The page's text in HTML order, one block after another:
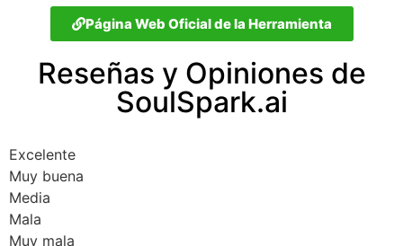
Página Web Oficial de la Herramienta
Reseñas y Opiniones de
SoulSpark.ai
Excelente
Muy buena
Media
Mala
Muy mala